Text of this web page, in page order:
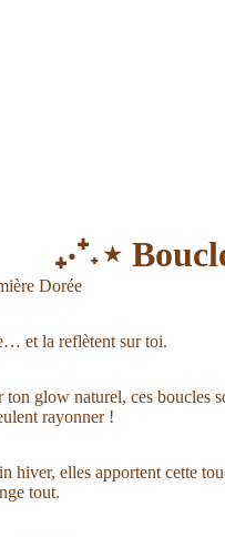
₊‧⁺˖⋆
Dorée
et la reflètent sur toi.
glow naturel, ces boucles
rayonner !
hiver, elles apportent cette
tout.